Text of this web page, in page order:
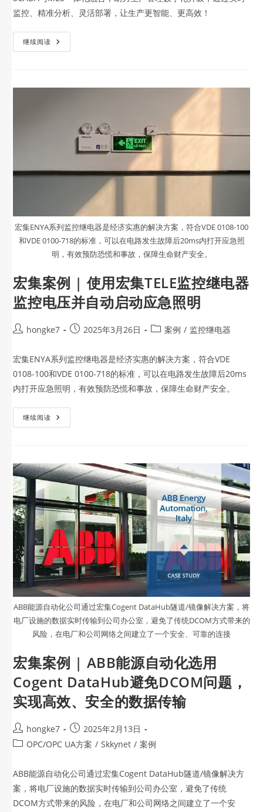
监控、精准分析、灵活部署，让生产更智能、更高效！
继续阅读
宏集ENYA系列监控继电器是经济实惠的解决方案，符合VDE 0108-100
和VDE 0100-718的标准，可以在电路发生故障后20ms内打开应急照
明，有效预防恐慌和事故，保障生命财产安全。
宏集案例 | 使用宏集TELE监控继电器
监控电压并自动启动应急照明
hongke7 2025年3月26日 案例 / 监控继电器
宏集ENYA系列监控继电器是经济实惠的解决方案，符合VDE
0108-100和VDE 0100-718的标准，可以在电路发生故障后20ms
内打开应急照明，有效预防恐慌和事故，保障生命财产安全。
继续阅读
ABB能源自动化公司通过宏集Cogent DataHub隧道/镜像解决方案，将
电厂设施的数据实时传输到公司办公室，避免了传统DCOM方式带来的
风险，在电厂和公司网络之间建立了一个安全、可靠的连接
宏集案例 | ABB能源自动化选用
Cogent DataHub避免DCOM问题，
实现高效、安全的数据传输
hongke7
2025年2月13日
OPC/OPC UA方案 / Skkynet / 案例
ABB能源自动化公司通过宏集Cogent DataHub隧道/镜像解决方
案，将电厂设施的数据实时传输到公司办公室，避免了传统
DCOM方式带来的风险，在电厂和公司网络之间建立了一个安